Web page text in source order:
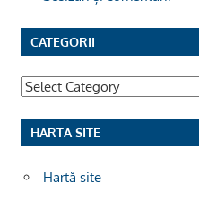
CATEGORII
Categorii
HARTA SITE
Hartă site